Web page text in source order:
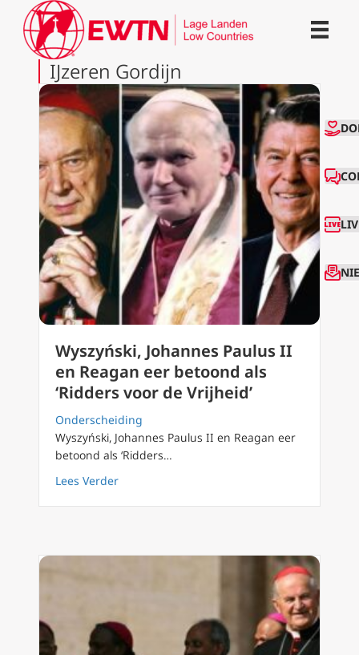
IJzeren Gordijn
Wyszyński, Johannes Paulus II
en Reagan eer betoond als
‘Ridders voor de Vrijheid’
Onderscheiding
Wyszyński, Johannes Paulus II en Reagan eer
betoond als ‘Ridders…
Lees Verderabout Wyszyński, Johannes Paulus II en